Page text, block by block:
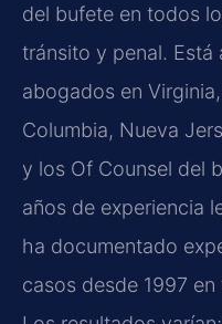
del bufete en todos
tránsito y penal.
abogados en
Columbia, Nueva
y los Of Counsel del
años de experiencia
ha documentado
casos desde 1997